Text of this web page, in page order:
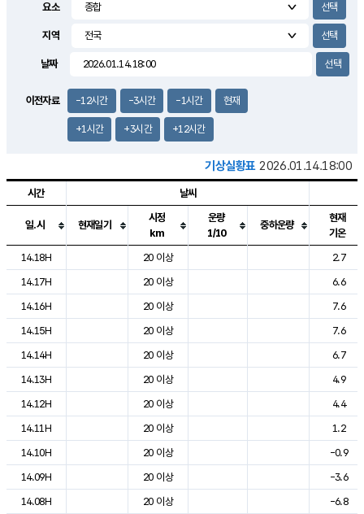
3.2m/s
요소
지역
날짜
이전자료 -12시간 -3시간 -1시간 현재
+1시간 +3시간 +12시간
기상실황표 2026.01.14.18:00
도시별 기상실황표로 지점, 날씨, 기온, 강수, 바람, 기압등을 안내한 표입
시간 날씨
일.시 현재일기
시정
km
운량
1/10
중하운량
현재
기온
14.18H
20 이상
2.7
14.17H
20 이상
6.6
14.16H
20 이상
7.6
14.15H
20 이상
7.6
14.14H
20 이상
6.7
14.13H
20 이상
4.9
14.12H
20 이상
4.4
14.11H
20 이상
1.2
14.10H
20 이상
-0.9
14.09H
20 이상
-3.6
14.08H
20 이상
-6.8